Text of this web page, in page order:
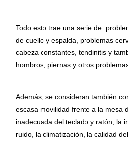
Todo esto trae una serie de
de cuello y espalda, problemas
cabeza constantes, tendinitis y
hombros, piernas y otros
Además, se consideran también
escasa movilidad frente a la mesa
inadecuada del teclado y ratón, la
ruido, la climatización, la calidad